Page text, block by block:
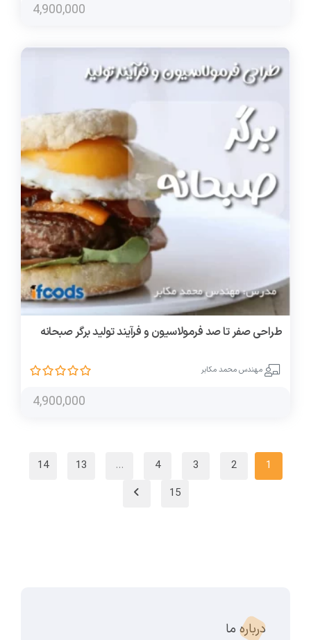
4,900,000
طراحی صفر تا صد فرمولاسیون و فرآیند تولید برگر صبحانه
مهندس محمد مکابر
4,900,000
1
2
3
4
…
13
14
15
درباره ما